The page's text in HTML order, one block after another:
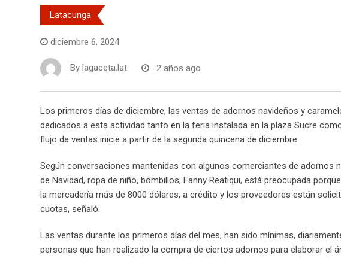
Latacunga
diciembre 6, 2024
By lagaceta.lat 2 años ago
Los primeros días de diciembre, las ventas de adornos navideños y
dedicados a esta actividad tanto en la feria instalada en la plaza Sucre
flujo de ventas inicie a partir de la segunda quincena de diciembre.
Según conversaciones mantenidas con algunos comerciantes de adornos
de Navidad, ropa de niño, bombillos; Fanny Reatiqui, está preocupada
la mercadería más de 8000 dólares, a crédito y los proveedores están
cuotas, señaló.
Las ventas durante los primeros días del mes, han sido mínimas,
personas que han realizado la compra de ciertos adornos para elaborar el